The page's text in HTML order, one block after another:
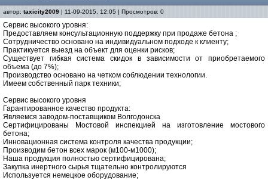
автор: taxicity2009 | 11-09-2015, 12:05 | Просмотров: 0
Сервис высокого уровня:
Предоставляем консультационную поддержку при продаже бетона ;
Сотрудничество основано на индивидуальном подходе к клиенту;
Практикуется выезд на объект для оценки рисков;
Существует гибкая система скидок в зависимости от приобретаемого
объема (до 7%);
Производство основано на четком соблюдении технологии.
Имеем собственный парк техники;
Сервис высокого уровня
Гарантированное качество продукта:
Являемся заводом-поставщиком Волгодонска
Сертифицированы Мостовой инспекцией на изготовление мостового
бетона;
Инновационная система контроля качества продукции;
Производим бетон всех марок (м100-м1000);
Наша продукция полностью сертифицирована;
Закупка инертного сырья тщательно контролируются
Используется немецкое оборудование;